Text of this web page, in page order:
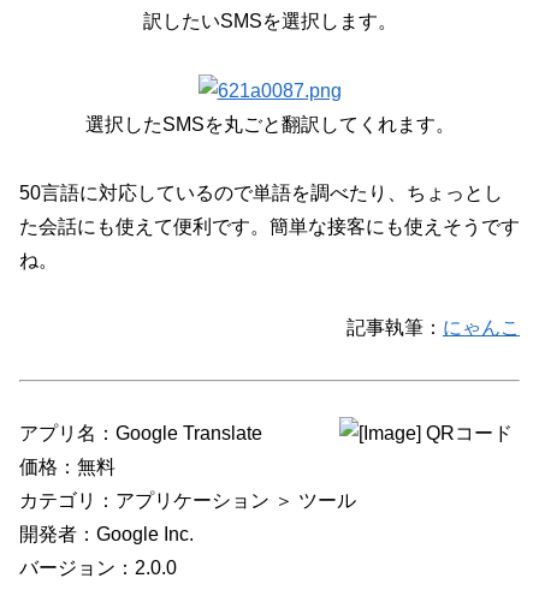
訳したいSMSを選択します。
選択したSMSを丸ごと翻訳してくれます。
50言語に対応しているので単語を調べたり、ちょっとし
た会話にも使えて便利です。簡単な接客にも使えそうです
ね。
記事執筆： にゃんこ
アプリ名：Google Translate
価格：無料
カテゴリ：アプリケーション ＞ ツール
開発者：Google Inc.
バージョン：2.0.0